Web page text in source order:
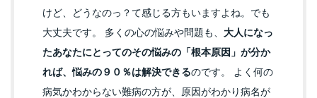
けど、どうなのっ？て感じる方もいますよね。でも
大丈夫です。 多くの心の悩みや問題も、 大人になっ
たあなたにとってのその悩みの「根本原因」が分か
れば、悩みの９０％は解決できるのです。 よく何の
病気かわからない難病の方が、原因がわかり病名が